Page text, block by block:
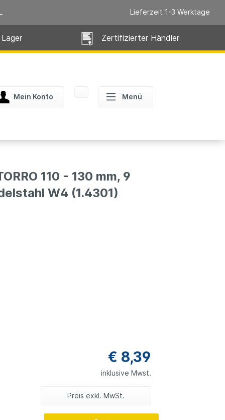
Lieferzeit 1-3 Werktage
Zertifizierter Händler
Mein Konto Menü
110 - 130 mm, 9
W4 (1.4301)
€ 8,39
inklusive Mwst.
Preis exkl. MwSt.